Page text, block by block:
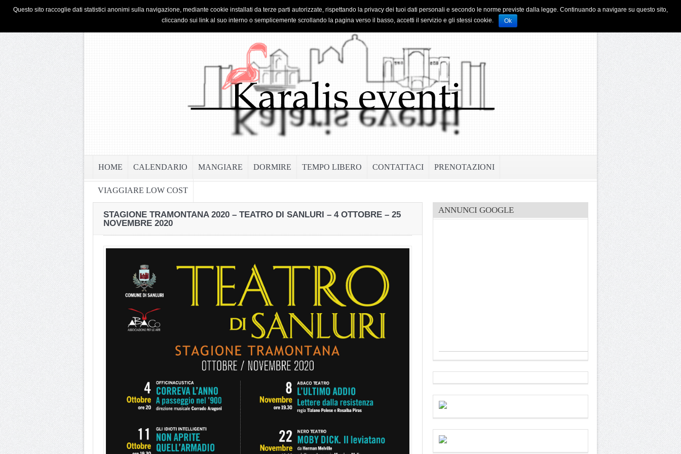
HOME PRIVACY & COOKIE POLICY
HOME CALENDARIO MANGIARE DORMIRE TEMPO LIBERO CONTATTACI PRENOTAZIONI
VIAGGIARE LOW COST
STAGIONE TRAMONTANA 2020 – TEATRO DI SANLURI – 4 OTTOBRE – 25
NOVEMBRE 2020
ANNUNCI GOOGLE
Questo sito raccoglie dati statistici anonimi sulla navigazione, mediante cookie installati da terze parti autorizzate, rispettando la privacy dei tuoi dati personali e secondo le norme previste dalla legge. Continuando a navigare su questo sito,
cliccando sui link al suo interno o semplicemente scrollando la pagina verso il basso, accetti il servizio e gli stessi cookie.
Ok